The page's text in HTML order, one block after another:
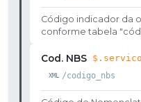
Código indicador da
conforme tabela
Cod. NBS
/codigo_nbs